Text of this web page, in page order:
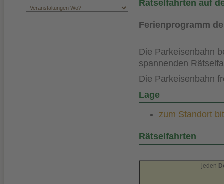
Rätselfahrten auf
Ferienprogramm
Die Parkeisenbahn
spannenden
Die Parkeisenbahn
Lage
zum Standort
Rätselfahrten
jeden